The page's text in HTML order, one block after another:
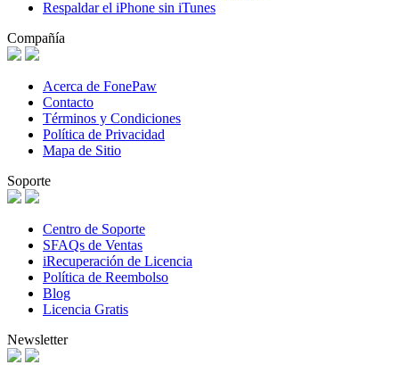
Respaldar el iPhone sin iTunes
Compañía
Acerca de FonePaw
Contacto
Términos y Condiciones
Política de Privacidad
Mapa de Sitio
Soporte
Centro de Soporte
SFAQs de Ventas
iRecuperación de Licencia
Política de Reembolso
Blog
Licencia Gratis
Newsletter